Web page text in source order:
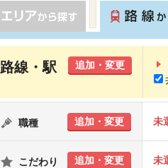
路線・駅 追加・変更
職種 追加・変更 未
こだわり 追加・変更 未